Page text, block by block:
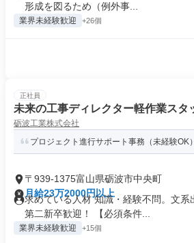
形成を図るため（例外事...
業界未経験歓迎 +26個
正社員
未来の工事ディレクター軽作業スタ
砺波工業株式会社
プロジェクト進行サポート事務（未経験OK）
〒939-1375富山県砺波市中央町
月給23万2000円以上
求めている人材 知識・経験不問。文系
第二新卒歓迎！ 【必須条件...
業界未経験歓迎 +15個